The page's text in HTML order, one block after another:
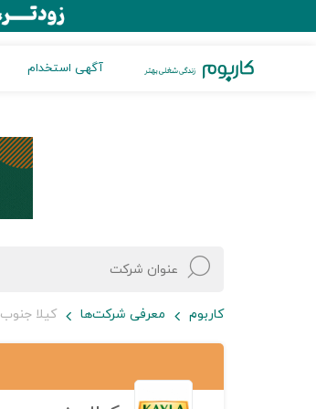
آگهی استخدام
کاربوم معرفی شرکت‌ها کیلا جنوب